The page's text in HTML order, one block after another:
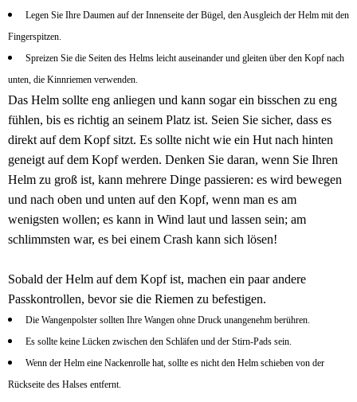
Legen Sie Ihre Daumen auf der Innenseite der Bügel, den Ausgleich der Helm mit den
Fingerspitzen.
Spreizen Sie die Seiten des Helms leicht auseinander und gleiten über den Kopf nach
unten, die Kinnriemen verwenden.
Das Helm sollte eng anliegen und kann sogar ein bisschen zu eng
fühlen, bis es richtig an seinem Platz ist. Seien Sie sicher, dass es
direkt auf dem Kopf sitzt. Es sollte nicht wie ein Hut nach hinten
geneigt auf dem Kopf werden. Denken Sie daran, wenn Sie Ihren
Helm zu groß ist, kann mehrere Dinge passieren: es wird bewegen
und nach oben und unten auf den Kopf, wenn man es am
wenigsten wollen; es kann in Wind laut und lassen sein; am
schlimmsten war, es bei einem Crash kann sich lösen!
Sobald der Helm auf dem Kopf ist, machen ein paar andere
Passkontrollen, bevor sie die Riemen zu befestigen.
Die Wangenpolster sollten Ihre Wangen ohne Druck unangenehm berühren.
Es sollte keine Lücken zwischen den Schläfen und der Stirn-Pads sein.
Wenn der Helm eine Nackenrolle hat, sollte es nicht den Helm schieben von der
Rückseite des Halses entfernt.